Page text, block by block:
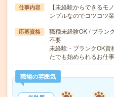
仕事内容
【未経験からできるモ
ンプルなのでコツコツ
応募資格
職種未経験OK / ブラン
不要
未経験・ブランクOK資
たでも始められるお仕
職場の雰囲気